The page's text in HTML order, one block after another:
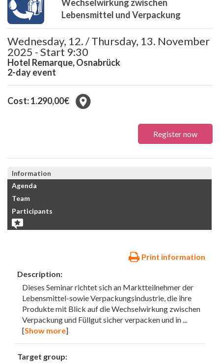
Wechselwirkung zwischen
Lebensmittel und Verpackung
Wednesday, 12. / Thursday, 13. November
2025 - Start 9:30
Hotel Remarque, Osnabrück
2-day event
Cost: 1.290,00€
Register now
Information
Agenda
Team
Participants
Print information
Description:
Dieses Seminar richtet sich an Marktteilnehmer der
Lebensmittel-sowie Verpackungsindustrie, die ihre
Produkte mit Blick auf die Wechselwirkung zwischen
Verpackung und Füllgut sicher verpacken und in...
[Show more]
Target group: